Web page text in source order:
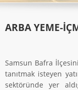
ARBA YEME-
Samsun Bafra
tanıtmak isteyen
sektöründe yer